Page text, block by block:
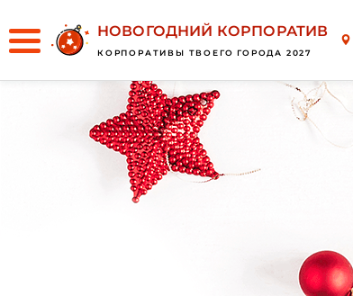
НОВОГОДНИЙ КОРПОРАТИВ
КОРПОРАТИВЫ ТВОЕГО ГОРОДА 2027